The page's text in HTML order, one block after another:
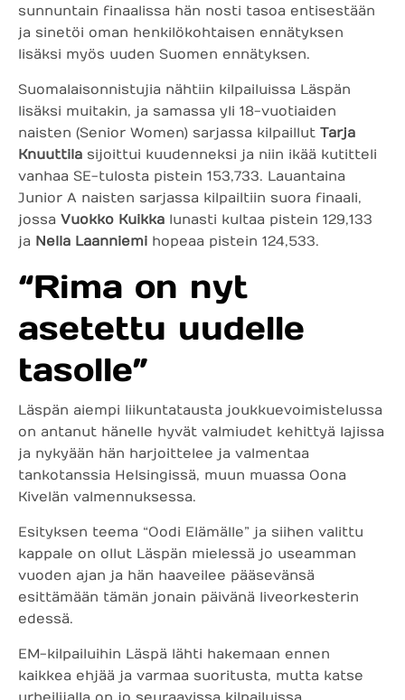
sunnuntain finaalissa hän nosti tasoa entisestään
ja sinetöi oman henkilökohtaisen ennätyksen
lisäksi myös uuden Suomen ennätyksen.
Suomalaisonnistujia nähtiin kilpailuissa Läspän
lisäksi muitakin, ja samassa yli 18-vuotiaiden
naisten (Senior Women) sarjassa kilpaillut Tarja
Knuuttila sijoittui kuudenneksi ja niin ikää kutitteli
vanhaa SE-tulosta pistein 153,733. Lauantaina
Junior A naisten sarjassa kilpailtiin suora finaali,
jossa Vuokko Kuikka lunasti kultaa pistein 129,133
ja Nella Laanniemi hopeaa pistein 124,533.
“Rima on nyt
asetettu uudelle
tasolle”
Läspän aiempi liikuntatausta joukkuevoimistelussa
on antanut hänelle hyvät valmiudet kehittyä lajissa
ja nykyään hän harjoittelee ja valmentaa
tankotanssia Helsingissä, muun muassa Oona
Kivelän valmennuksessa.
Esityksen teema “Oodi Elämälle” ja siihen valittu
kappale on ollut Läspän mielessä jo useamman
vuoden ajan ja hän haaveilee pääsevänsä
esittämään tämän jonain päivänä liveorkesterin
edessä.
EM-kilpailuihin Läspä lähti hakemaan ennen
kaikkea ehjää ja varmaa suoritusta, mutta katse